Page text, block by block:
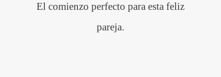
El comienzo perfecto para esta feliz
pareja.